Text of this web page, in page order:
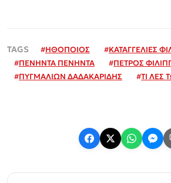
#ΗΘΟΠΟΙΟΣ #ΚΑΤΑΓΓΕΛΙΕΣ
#ΠΕΝΗΝΤΑ ΠΕΝΗΝΤΑ #ΠΕΤΡΟΣ
#ΠΥΓΜΑΛΙΩΝ ΔΑΔΑΚΑΡΙΔΗΣ #ΤΙ ΛΕΣ